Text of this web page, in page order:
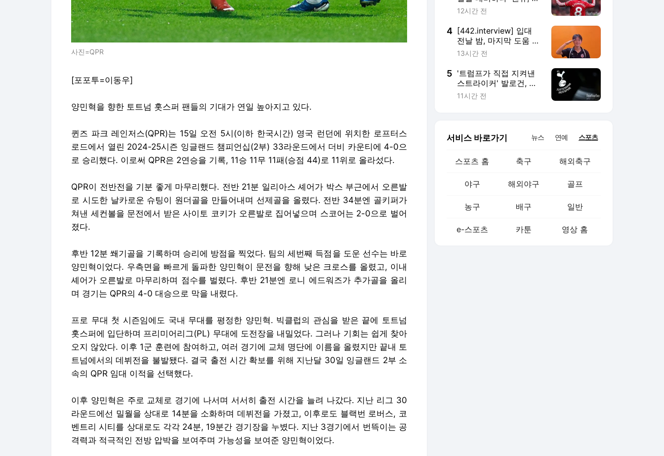
사진=QPR
[포포투=이동우]
양민혁을 향한 토트넘 홋스퍼 팬들의 기대가 연일 높아지고 있다.
퀸즈 파크 레인저스(QPR)는 15일 오전 5시(이하 한국시간) 영국 런던에 위치한 로프터스
로드에서 열린 2024-25시즌 잉글랜드 챔피언십(2부) 33라운드에서 더비 카운티에 4-0으
로 승리했다. 이로써 QPR은 2연승을 기록, 11승 11무 11패(승점 44)로 11위로 올라섰다.
QPR이 전반전을 기분 좋게 마무리했다. 전반 21분 일리아스 셰어가 박스 부근에서 오른발
로 시도한 날카로운 슈팅이 원더골을 만들어내며 선제골을 올렸다. 전반 34분엔 골키퍼가
쳐낸 세컨볼을 문전에서 받은 사이토 코키가 오른발로 집어넣으며 스코어는 2-0으로 벌어
졌다.
후반 12분 쐐기골을 기록하며 승리에 방점을 찍었다. 팀의 세번째 득점을 도운 선수는 바로
양민혁이었다. 우측면을 빠르게 돌파한 양민혁이 문전을 향해 낮은 크로스를 올렸고, 이내
셰어가 오른발로 마무리하며 점수를 벌렸다. 후반 21분엔 로니 에드워즈가 추가골을 올리
며 경기는 QPR의 4-0 대승으로 막을 내렸다.
프로 무대 첫 시즌임에도 국내 무대를 평정한 양민혁. 빅클럽의 관심을 받은 끝에 토트넘
홋스퍼에 입단하며 프리미어리그(PL) 무대에 도전장을 내밀었다. 그러나 기회는 쉽게 찾아
오지 않았다. 이후 1군 훈련에 참여하고, 여러 경기에 교체 명단에 이름을 올렸지만 끝내 토
트넘에서의 데뷔전을 불발됐다. 결국 출전 시간 확보를 위해 지난달 30일 잉글랜드 2부 소
속의 QPR 임대 이적을 선택했다.
이후 양민혁은 주로 교체로 경기에 나서며 서서히 출전 시간을 늘려 나갔다. 지난 리그 30
라운드에선 밀월을 상대로 14분을 소화하며 데뷔전을 가졌고, 이후로도 블랙번 로버스, 코
벤트리 시티를 상대로도 각각 24분, 19분간 경기장을 누볐다. 지난 3경기에서 번뜩이는 공
격력과 적극적인 전방 압박을 보여주며 가능성을 보여준 양민혁이었다.
팅엄 포레스트 에이스
장기적인 대체자로 낙점
12시간 전
4 [442.interview] 입대
전날 밤, 마지막 도움 선
물하고 떠난 김준하 “더
올게요”
13시간 전
5 '트럼프가 직접 지켜낸
스트라이커' 발로건, 최
전방 보강 급한 토트넘
11시간 전
서비스 바로가기 뉴스 연예 스포츠
스포츠 홈 축구 해외축구
야구 해외야구 골프
농구 배구 일반
e-스포츠 카툰 영상 홈